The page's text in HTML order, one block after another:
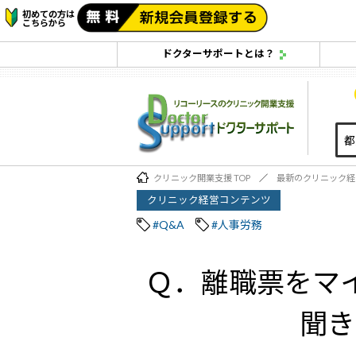
初めての方は
こちらから
ドクターサポートとは？
クリニック開業支援 TOP 最新のクリニック
クリニック経営コンテンツ
#Q&A #人事労務
Ｑ．離職票をマ
聞